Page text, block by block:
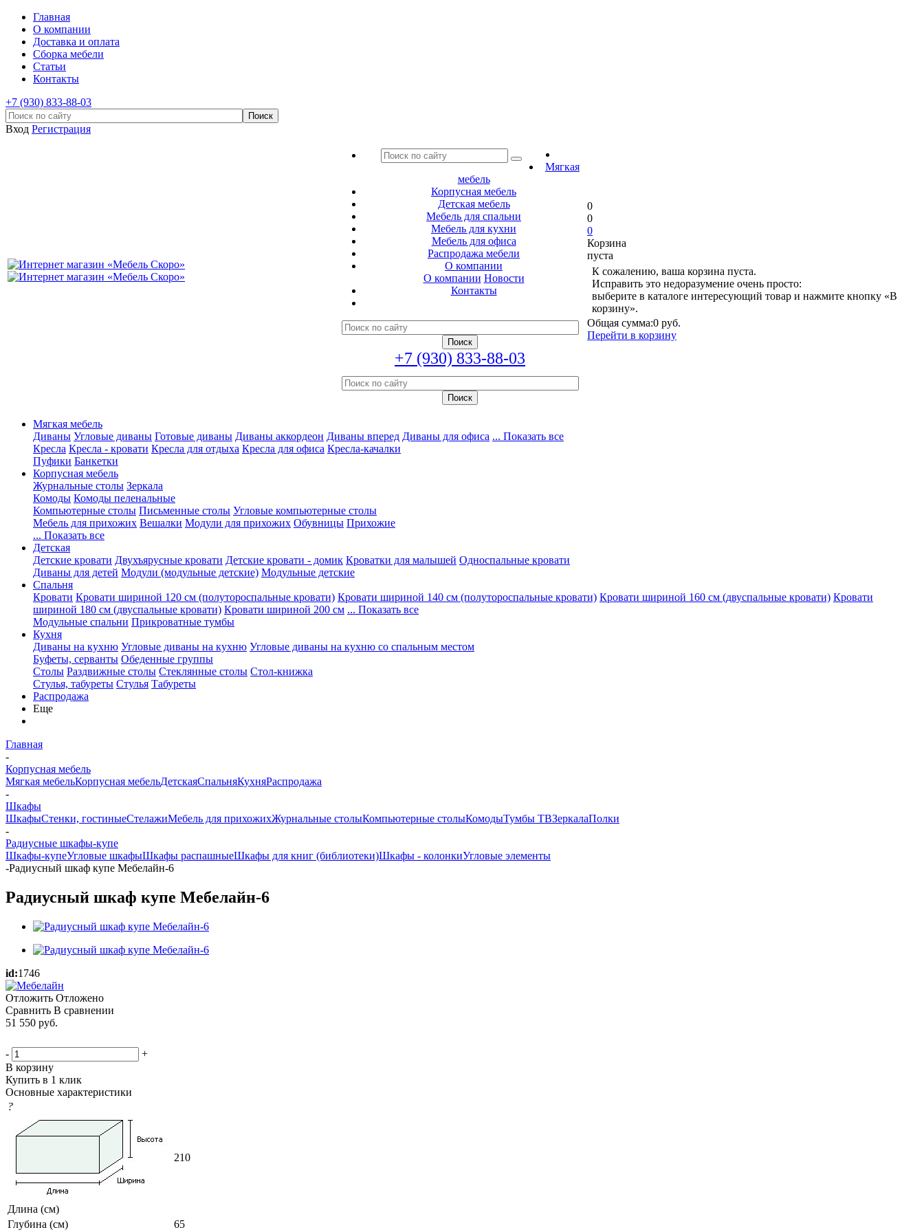
Главная
О компании
Доставка и оплата
Сборка мебели
Статьи
Контакты
+7 (930) 833-88-03
Вход Регистрация
Мягкая
мебель
Корпусная мебель
Детская мебель
Мебель для спальни
Мебель для кухни
Мебель для офиса
Распродажа мебели
О компании
О компании Новости
Контакты
+7 (930) 833-88-03
0
0
0
Корзина
пуста
К сожалению, ваша корзина пуста.
Исправить это недоразумение очень просто:
выберите в каталоге интересующий товар и нажмите кнопку «В
корзину».
Общая сумма:0 руб.
Перейти в корзину
Мягкая мебель
Диваны Угловые диваны Готовые диваны Диваны аккордеон Диваны вперед Диваны для офиса ... Показать все
Кресла Кресла - кровати Кресла для отдыха Кресла для офиса Кресла-качалки
Пуфики Банкетки
Корпусная мебель
Журнальные столы Зеркала
Комоды Комоды пеленальные
Компьютерные столы Письменные столы Угловые компьютерные столы
Мебель для прихожих Вешалки Модули для прихожих Обувницы Прихожие
... Показать все
Детская
Детские кровати Двухъярусные кровати Детские кровати - домик Кроватки для малышей Односпальные кровати
Диваны для детей Модули (модульные детские) Модульные детские
Спальня
Кровати Кровати шириной 120 см (полутороспальные кровати) Кровати шириной 140 см (полутороспальные кровати) Кровати шириной 160 см (двуспальные кровати) Кровати
шириной 180 см (двуспальные кровати) Кровати шириной 200 см ... Показать все
Модульные спальни Прикроватные тумбы
Кухня
Диваны на кухню Угловые диваны на кухню Угловые диваны на кухню со спальным местом
Буфеты, серванты Обеденные группы
Столы Раздвижные столы Стеклянные столы Стол-книжка
Стулья, табуреты Стулья Табуреты
Распродажа
Еще
Главная
-
Корпусная мебель
Мягкая мебельКорпусная мебельДетскаяСпальняКухняРаспродажа
-
Шкафы
ШкафыСтенки, гостиныеСтелажиМебель для прихожихЖурнальные столыКомпьютерные столыКомодыТумбы ТВЗеркалаПолки
-
Радиусные шкафы-купе
Шкафы-купеУгловые шкафыШкафы распашныеШкафы для книг (библиотеки)Шкафы - колонкиУгловые элементы
-Радиусный шкаф купе Мебелайн-6
Радиусный шкаф купе Мебелайн-6
id:1746
Отложить Отложено
Сравнить В сравнении
51 550 руб.
-
+
В корзину
Купить в 1 клик
Основные характеристики
?
Длина (см)
210
Глубина (см) 65